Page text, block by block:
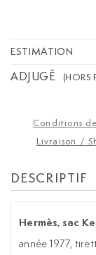
ESTIMATION
ADJUGÉ (HORS
Conditions
Livraison /
DESCRIPTIF
Hermès, sac
année 1977,